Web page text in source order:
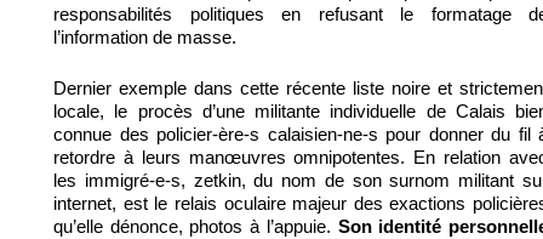
responsabilités politiques en refusant le formatage
l’information de masse.
Dernier exemple dans cette récente liste noire et
locale, le procès d’une militante individuelle de Calais
connue des policier-ère-s calaisien-ne-s pour donner du fil
retordre à leurs manœuvres omnipotentes. En relation
les immigré-e-s, zetkin, du nom de son surnom militant
internet, est le relais oculaire majeur des exactions
qu’elle dénonce, photos à l’appuie. Son identité